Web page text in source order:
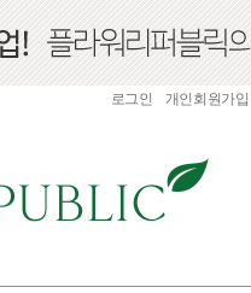
로그인 개인회원가입